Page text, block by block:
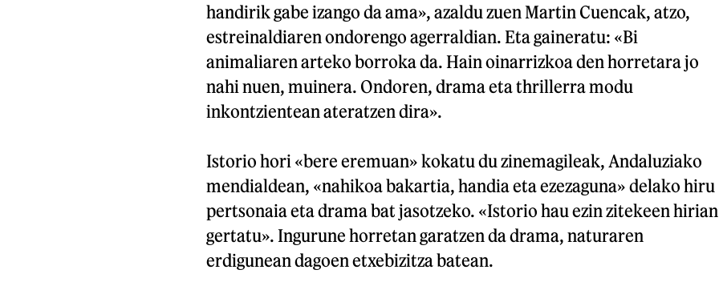
handirik gabe izango da ama», azaldu zuen Martin Cuencak, atzo,
estreinaldiaren ondorengo agerraldian. Eta gaineratu: «Bi
animaliaren arteko borroka da. Hain oinarrizkoa den horretara jo
nahi nuen, muinera. Ondoren, drama eta thrillerra modu
inkontzientean ateratzen dira».
Istorio hori «bere eremuan» kokatu du zinemagileak, Andaluziako
mendialdean, «nahikoa bakartia, handia eta ezezaguna» delako hiru
pertsonaia eta drama bat jasotzeko. «Istorio hau ezin zitekeen hirian
gertatu». Ingurune horretan garatzen da drama, naturaren
erdigunean dagoen etxebizitza batean.